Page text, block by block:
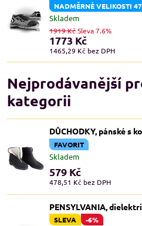
NADMĚRNÉ VELIKOSTI
Skladem
1773 Kč
1465,29 Kč bez DPH
1919 KčSleva 7.6%
Nejprodávanější
kategorii
DŮCHODKY, pánské s
FAVORIT
Skladem
579 Kč
478,51 Kč bez DPH
PENSYLVANIA,
SLEVA -6%